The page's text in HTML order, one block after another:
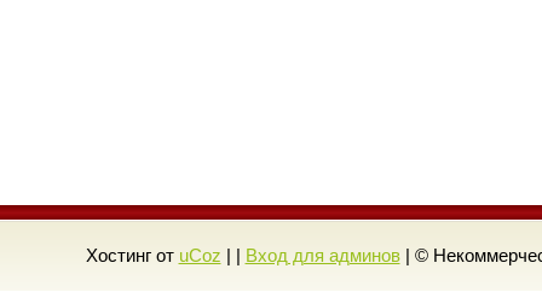
Хостинг от uCoz Вход для админов| ©